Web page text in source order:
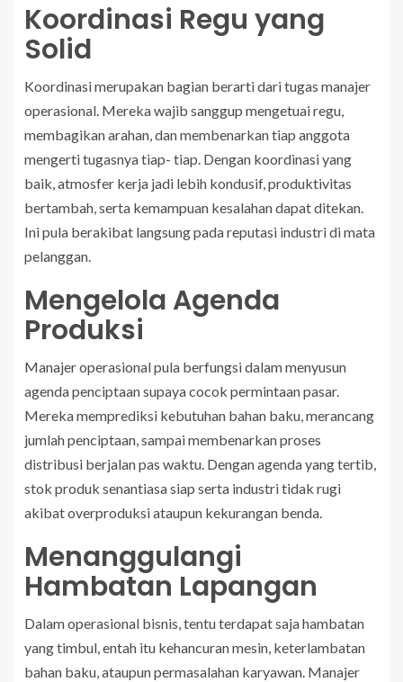
Koordinasi Regu yang
Solid
Koordinasi merupakan bagian berarti dari tugas manajer
operasional. Mereka wajib sanggup mengetuai regu,
membagikan arahan, dan membenarkan tiap anggota
mengerti tugasnya tiap- tiap. Dengan koordinasi yang
baik, atmosfer kerja jadi lebih kondusif, produktivitas
bertambah, serta kemampuan kesalahan dapat ditekan.
Ini pula berakibat langsung pada reputasi industri di mata
pelanggan.
Mengelola Agenda
Produksi
Manajer operasional pula berfungsi dalam menyusun
agenda penciptaan supaya cocok permintaan pasar.
Mereka memprediksi kebutuhan bahan baku, merancang
jumlah penciptaan, sampai membenarkan proses
distribusi berjalan pas waktu. Dengan agenda yang tertib,
stok produk senantiasa siap serta industri tidak rugi
akibat overproduksi ataupun kekurangan benda.
Menanggulangi
Hambatan Lapangan
Dalam operasional bisnis, tentu terdapat saja hambatan
yang timbul, entah itu kehancuran mesin, keterlambatan
bahan baku, ataupun permasalahan karyawan. Manajer